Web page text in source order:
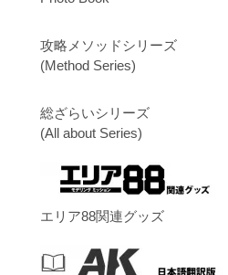
攻略メソッドシリーズ
(Method Series)
総ざらいシリーズ
(All about Series)
エリア88関連グッズ